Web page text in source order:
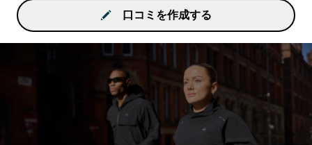
口コミを作成する